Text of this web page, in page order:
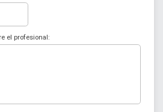
el profesional: